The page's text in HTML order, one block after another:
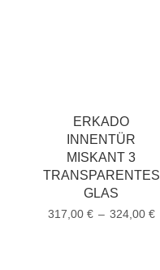
ERKADO
INNENTÜR
MISKANT 3
TRANSPARENTES
GLAS
317,00 € – 324,00 €